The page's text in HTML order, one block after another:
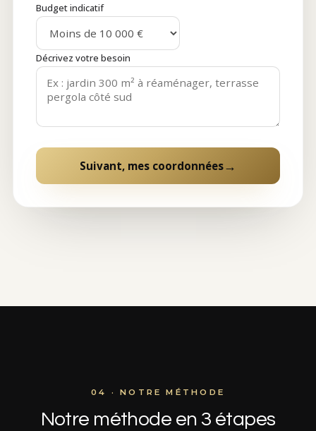
Budget indicatif
Décrivez votre besoin
Suivant, mes coordonnées→
04 · NOTRE MÉTHODE
Notre méthode en 3 étapes